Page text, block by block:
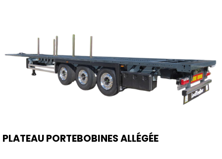
PLATEAU PORTEBOBINES ALLÉGÉE